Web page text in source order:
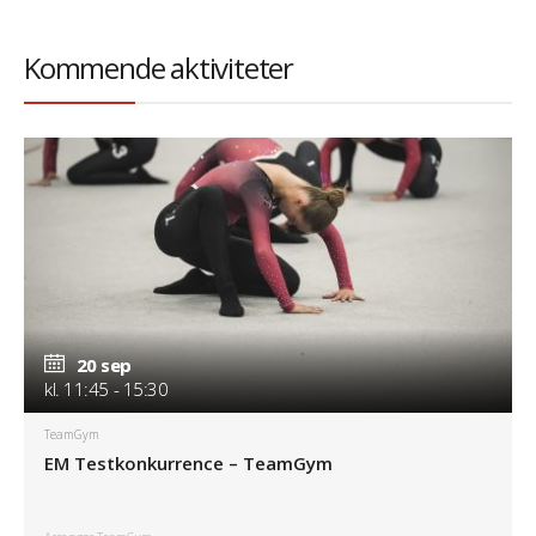
Kommende aktiviteter
20 sep
kl. 11:45 - 15:30
20 sep
kl. 11:45 - 15:30
TeamGym
EM Testkonkurrence – TeamGym